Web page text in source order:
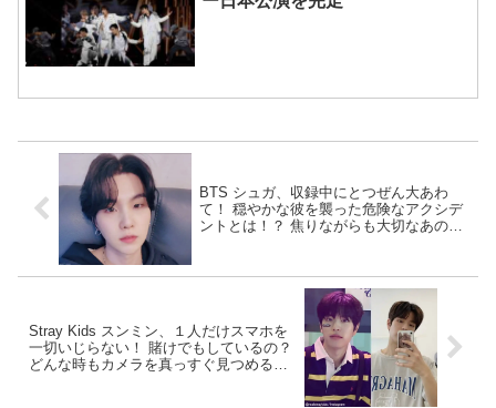
BTS シュガ、収録中にとつぜん大あわ
て！ 穏やかな彼を襲った危険なアクシデ
ントとは！？ 焦りながらも大切なあのア
Stray Kids スンミン、１人だけスマホを
一切いじらない！ 賭けでもしているの？
どんな時もカメラを真っすぐ見つめる姿